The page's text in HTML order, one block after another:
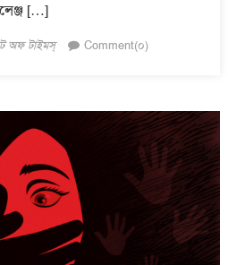
[…]
অফ টাইমস্ Comment(০)